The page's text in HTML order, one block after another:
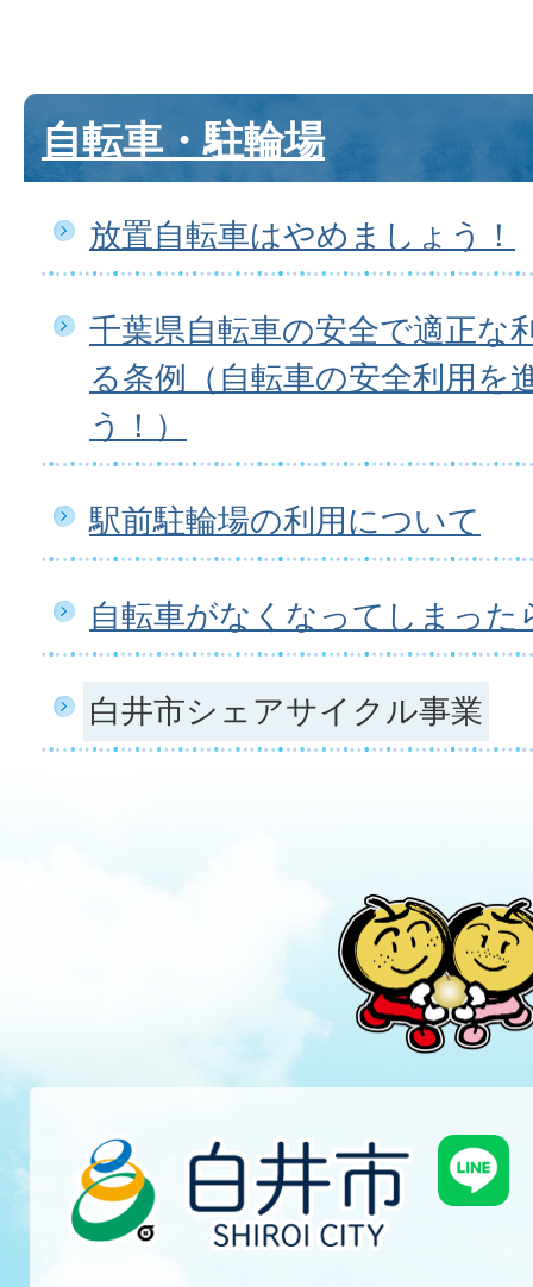
自転車・駐輪場
放置自転車はやめましょう！
千葉県自転車の安全で適正な
る条例（自転車の安全利用を
う！）
駅前駐輪場の利用について
自転車がなくなってしまった
白井市シェアサイクル事業